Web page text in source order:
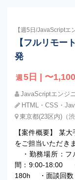
【週5日/JavaScriptエ
【フルリモー
発
週 5日 | 〜
JavaScriptエンジ
HTML・CSS・
東京都(23区内)（渋
【案件概要】 某
をご担当いただ
・勤務場所：フ
間：9:00-18:00
180h ・面談回数